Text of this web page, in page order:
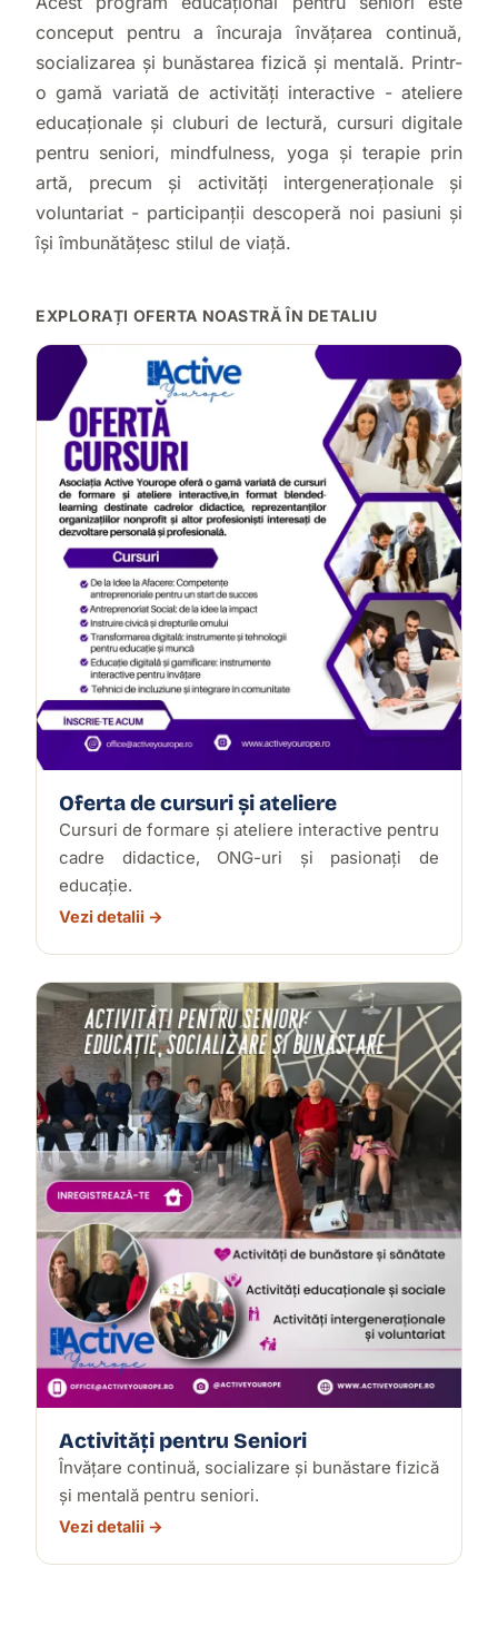
conceput pentru a încuraja învățarea continuă,
socializarea și bunăstarea fizică și mentală. Printr-
o gamă variată de activități interactive - ateliere
educaționale și cluburi de lectură, cursuri digitale
pentru seniori, mindfulness, yoga și terapie prin
artă, precum și activități intergeneraționale și
voluntariat - participanții descoperă noi pasiuni și
își îmbunătățesc stilul de viață.
EXPLORAȚI OFERTA NOASTRĂ ÎN DETALIU
Oferta de cursuri și ateliere
Cursuri de formare și ateliere interactive pentru
cadre didactice, ONG-uri și pasionați de
educație.
Vezi detalii →
Activități pentru Seniori
Învățare continuă, socializare și bunăstare fizică
și mentală pentru seniori.
Vezi detalii →